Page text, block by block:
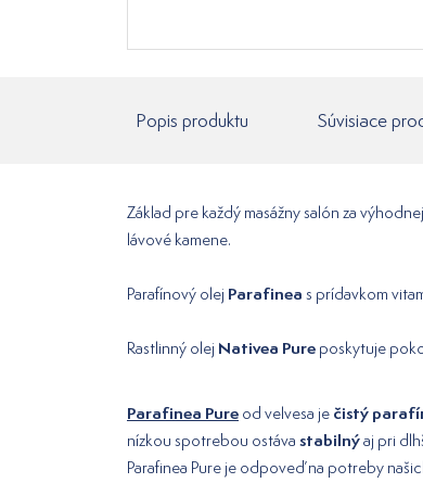
Popis produktu Súvisiace
Základ pre každý masážny salón za
lávové kamene.
Parafínový olej Parafinea s prídavkom
Rastlinný olej Nativea Pure poskytuje
Parafinea Pure od velvesa je čistý
nízkou spotrebou ostáva stabilnýaj pri
Parafinea Pure je odpoveď na potreby